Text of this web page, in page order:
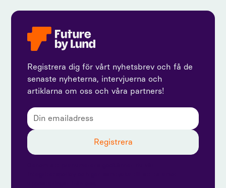
Registrera dig för vårt nyhetsbrev och få de
senaste nyheterna, intervjuerna och
artiklarna om oss och våra partners!